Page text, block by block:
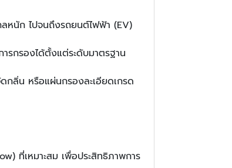
ลหนัก ไปจนถึงรถยนต์ไฟฟ้า (EV)
รกรองได้ตั้งแต่ระดับมาตรฐาน
กลิ่น หรือแผ่นกรองละเอียดเกรด
ที่เหมาะสม เพื่อประสิทธิภาพการ